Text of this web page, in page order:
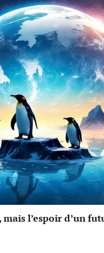
l’espoir d’un